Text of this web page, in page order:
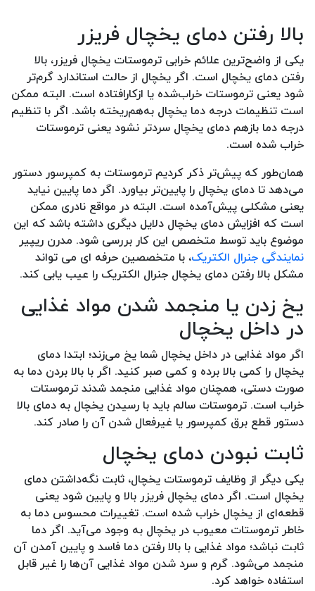
بالا رفتن دمای یخچال فریزر
یکی از واضح‌ترین علائم خرابی ترموستات یخچال فریزر، بالا
رفتن دمای یخچال است. اگر یخچال از حالت استاندارد گرم‌تر
شود یعنی ترموستات خراب‌شده یا ازکارافتاده است. البته ممکن
است تنظیمات درجه دما یخچال به‌هم‌ریخته باشد. اگر با تنظیم
درجه دما بازهم دمای یخچال سردتر نشود یعنی ترموستات
خراب شده است.
همان‌طور که پیش‌تر ذکر کردیم ترموستات به کمپرسور دستور
می‌دهد تا دمای یخچال را پایین‌تر بیاورد. اگر دما پایین نیاید
یعنی مشکلی پیش‌آمده است. البته در مواقع نادری ممکن
است که افزایش دمای یخچال دلایل دیگری داشته باشد که این
موضوع باید توسط متخصص این کار بررسی شود. مدرن ریپیر
نمایندگی جنرال الکتریک، با متخصصین حرفه ای می تواند
مشکل بالا رفتن دمای یخچال جنرال الکتریک را عیب یابی کند.
یخ زدن یا منجمد شدن مواد غذایی
در داخل یخچال
اگر مواد غذایی در داخل یخچال شما یخ می‌زند؛ ابتدا دمای
یخچال را کمی بالا برده و کمی صبر کنید. اگر با بالا بردن دما به
صورت دستی، همچنان مواد غذایی منجمد شدند ترموستات
خراب است. ترموستات سالم باید با رسیدن یخچال به دمای بالا
دستور قطع برق کمپرسور یا غیرفعال شدن آن را صادر کند.
ثابت نبودن دمای یخچال
یکی دیگر از وظایف ترموستات یخچال، ثابت نگه‌داشتن دمای
یخچال است. اگر دمای یخچال فریزر بالا و پایین شود یعنی
قطعه‌‌ای از یخچال خراب شده است. تغییرات محسوس دما به
خاطر ترموستات معیوب در یخچال به وجود می‌آید. اگر دما
ثابت نباشد؛ مواد غذایی با بالا رفتن دما فاسد و پایین آمدن آن
منجمد می‌شود. گرم و سرد شدن مواد غذایی آن‌ها را غیر قابل
استفاده خواهد کرد‌‌.